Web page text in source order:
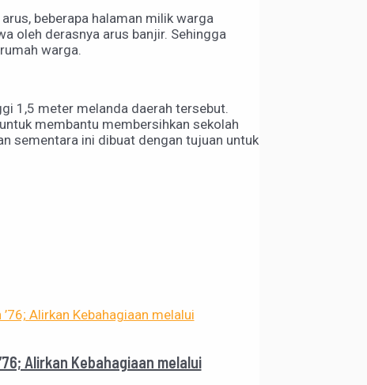
beberapa halaman milik warga
oleh derasnya arus banjir. Sehingga
warga.
1,5 meter melanda daerah tersebut.
membantu membersihkan sekolah
sementara ini dibuat dengan tujuan untuk
Alirkan Kebahagiaan melalui